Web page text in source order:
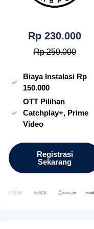
Rp 230.000
Rp 250.000
Biaya Instalasi Rp
150.000
OTT Pilihan
Catchplay+, Prime
Video
Registrasi
Sekarang